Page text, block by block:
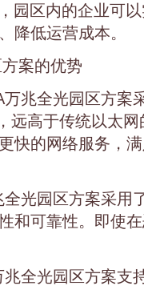
园区内的企业可
降低运营成本。
案的优势
兆全光园区方案
远高于传统以太
快的网络服务，
光园区方案采用
和可靠性。即使
全光园区方案支